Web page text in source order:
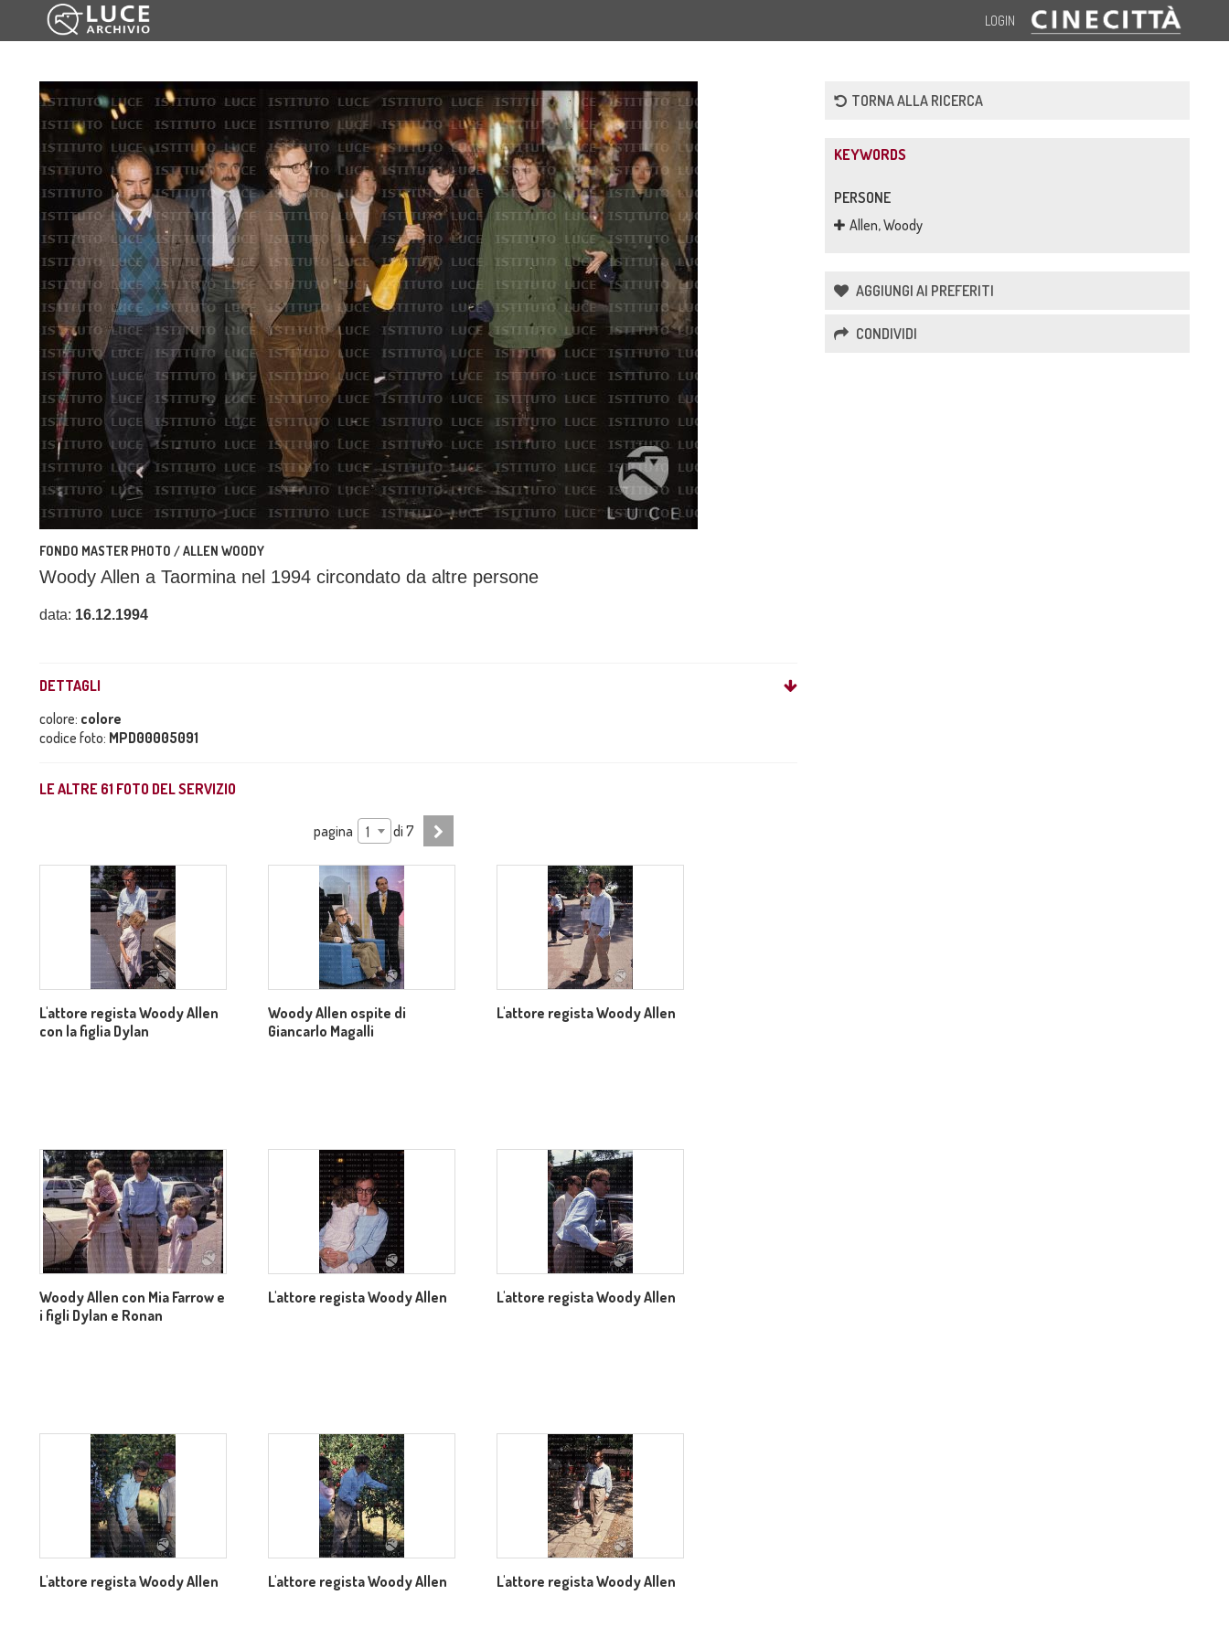
LOGIN
FONDO MASTER PHOTO / ALLEN WOODY
Woody Allen a Taormina nel 1994 circondato da altre persone
data: 16.12.1994
DETTAGLI
colore: colore
codice foto: MPD00005091
LE ALTRE 61 FOTO DEL SERVIZIO
pagina 1 di7
L'attore regista Woody Allen
con la figlia Dylan
Woody Allen ospite di
Giancarlo Magalli
L'attore regista Woody Allen
Woody Allen con Mia Farrow e
i figli Dylan e Ronan
L'attore regista Woody Allen L'attore regista Woody Allen
L'attore regista Woody Allen L'attore regista Woody Allen L'attore regista Woody Allen
TORNA ALLA RICERCA
KEYWORDS
PERSONE
Allen, Woody
AGGIUNGI AI PREFERITI
CONDIVIDI